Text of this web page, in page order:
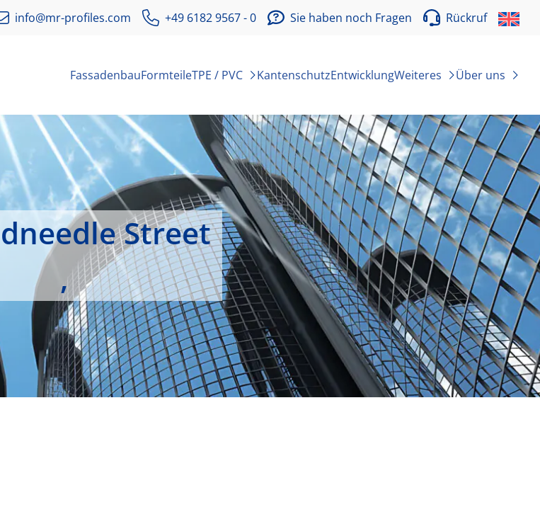
info@mr-profiles.com +49 6182 9567 - 0 Sie haben noch Fragen Rückruf
FassadenbauFormteileTPE / PVC KantenschutzEntwicklungWeiteres Über uns
Street
,